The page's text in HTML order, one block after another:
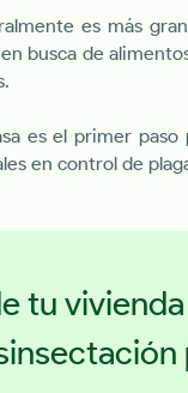
es más
busca de
es el primer
en control de
tu